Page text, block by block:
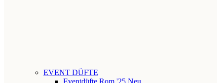
EVENT DÜFTE
Eventdüfte Rom '25 Neu